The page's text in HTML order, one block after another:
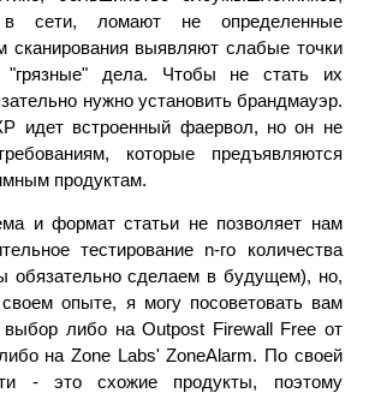
в сети, ломают не определенные
сканирования выявляют слабые точки
дела. Чтобы не стать их
нужно установить брандмауэр.
идет встроенный фаервол, но он не
которые предъявляются
продуктам.
и формат статьи не позволяет нам
тестирование n-го количества
обязательно сделаем в будущем), но,
опыте, я могу посоветовать вам
выбор либо на Outpost Firewall Free от
на Zone Labs' ZoneAlarm. По своей
- это схожие продукты, поэтому